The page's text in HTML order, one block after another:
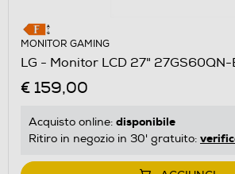
MONITOR GAMING
LG - Monitor LCD 27"
€ 159,00
Acquisto online: disponibile
Ritiro in negozio in 30' gratuito: